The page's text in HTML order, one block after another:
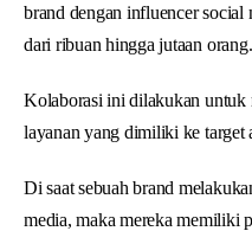
brand dengan influencer social
dari ribuan hingga jutaan orang.
Kolaborasi ini dilakukan untuk
layanan yang dimiliki ke target
Di saat sebuah brand
media, maka mereka memiliki